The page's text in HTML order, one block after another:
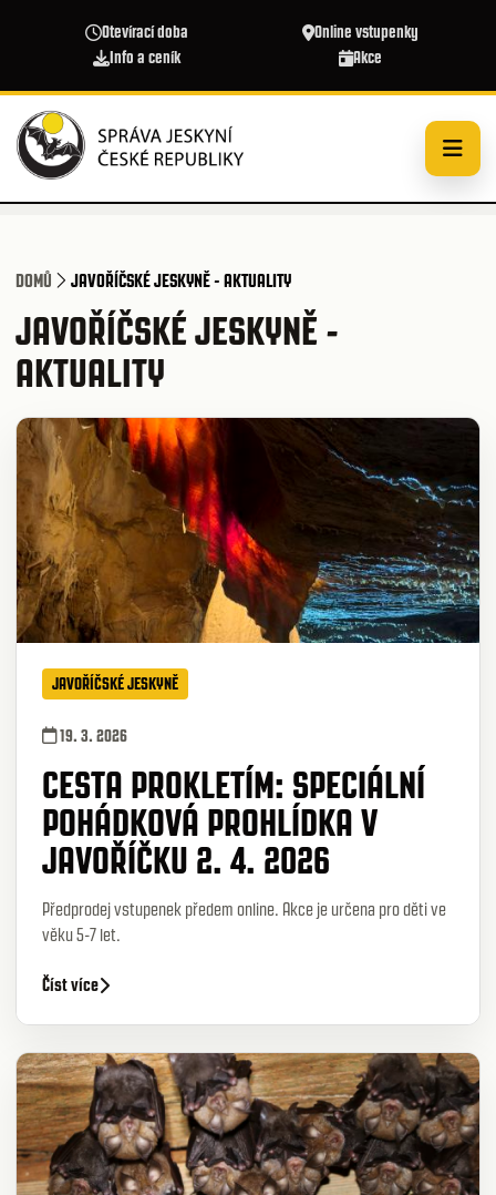
Otevírací doba
Online vstupenky
Info a ceník
Akce
DOMŮ JAVOŘÍČSKÉ JESKYNĚ - AKTUALITY
JAVOŘÍČSKÉ JESKYNĚ -
AKTUALITY
JAVOŘÍČSKÉ JESKYNĚ
19. 3. 2026
CESTA PROKLETÍM: SPECIÁLNÍ
POHÁDKOVÁ PROHLÍDKA V
JAVOŘÍČKU 2. 4. 2026
Předprodej vstupenek předem online. Akce je určena pro děti ve
věku 5-7 let.
Číst více